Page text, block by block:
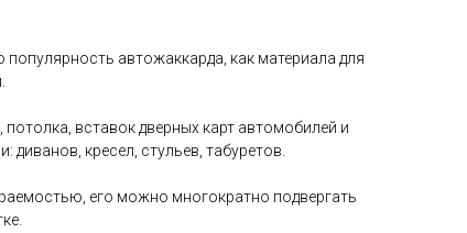
автожаккарда, как материала для
потолка, вставок дверных карт автомобилей и
диванов, кресел, стульев, табуретов.
его можно многократно подвергать